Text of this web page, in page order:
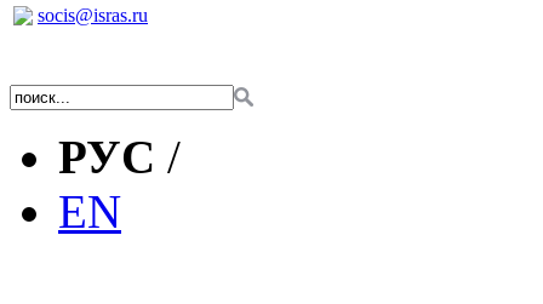
socis@isras.ru
РУС /
EN